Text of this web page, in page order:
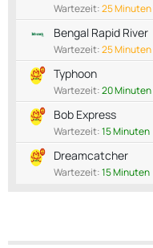
Wartezeit:25 Minuten
Bengal Rapid River
Wartezeit:25 Minuten
Typhoon
Wartezeit:20 Minuten
Bob Express
Wartezeit:15 Minuten
Dreamcatcher
Wartezeit:15 Minuten